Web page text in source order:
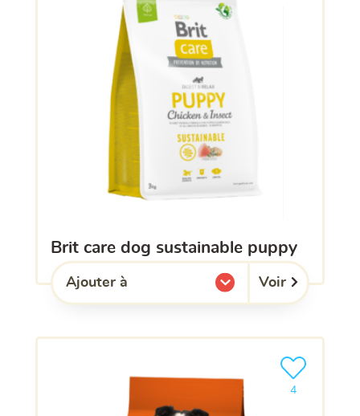
brit care dog sustainable puppy
Ajouter à
l'une de mes listes. Voir
4
Ajouter le